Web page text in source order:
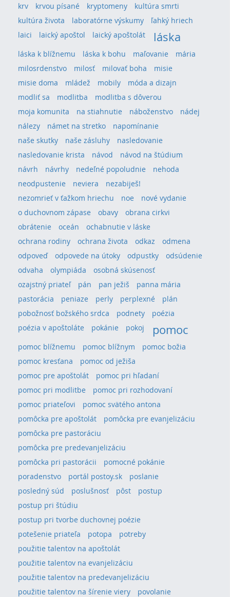
krv
krvou písané kryptomeny
kultúra smrti
kultúra života
laboratórne výskumy
ľahký hriech
laici
laický apoštol laický apoštolát láska
láska k blížnemu láska k bohu maľovanie
mária
milosrdenstvo
milosť milovať boha
misie
misie doma
mládež mobily
móda a dizajn
modliť sa
modlitba
modlitba s dôverou
moja komunita
na stiahnutie náboženstvo
nádej
nálezy
námet na stretko
napomínanie
naše skutky
naše zásluhy
nasledovanie
nasledovanie krista
návod
návod na štúdium
návrh
návrhy nedeľné popoludnie
nehoda
neodpustenie
neviera
nezabiješ!
nezomrieť v ťažkom hriechu
noe
nové vydanie
o duchovnom zápase
obavy
obrana cirkvi
obrátenie
oceán
ochabnutie v láske
ochrana rodiny
ochrana života odkaz
odmena
odpoveď
odpovede na útoky odpustky
odsúdenie
odvaha
olympiáda
osobná skúsenosť
ozajstný priateľ
pán pan ježiš
panna mária
pastorácia
peniaze perly perplexné
plán
pobožnosť božského srdca
podnety
poézia
poézia v apoštoláte
pokánie pokoj pomoc
pomoc blížnemu pomoc blížnym
pomoc božia
pomoc kresťana
pomoc od ježiša
pomoc pre apoštolát
pomoc pri hľadaní
pomoc pri modlitbe
pomoc pri rozhodovaní
pomoc priateľovi
pomoc svätého antona
pomôcka pre apoštolát
pomôcka pre evanjelizáciu
pomôcka pre pastoráciu
pomôcka pre predevanjelizáciu
pomôcka pri pastorácii
pomocné pokánie
poradenstvo
portál postoy.sk
poslanie
posledný súd
poslušnosť pôst
postup
postup pri štúdiu
postup pri tvorbe duchovnej poézie
potešenie priateľa
potopa
potreby
použitie talentov na apoštolát
použitie talentov na evanjelizáciu
použitie talentov na predevanjelizáciu
použitie talentov na šírenie viery
povolanie